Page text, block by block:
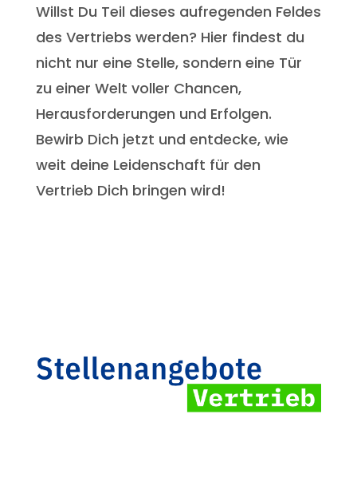
Willst Du Teil dieses aufregenden Feldes
des Vertriebs werden? Hier findest du
nicht nur eine Stelle, sondern eine Tür
zu einer Welt voller Chancen,
Herausforderungen und Erfolgen.
Bewirb Dich jetzt und entdecke, wie
weit deine Leidenschaft für den
Vertrieb Dich bringen wird!